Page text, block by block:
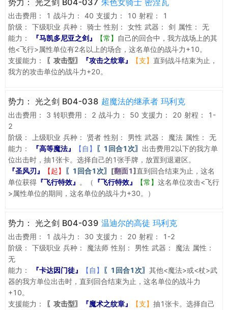
势力： 光之剑 B04-037 朱色女骑士 密涅瓦
出击费用： 1 战斗力： 40 支援力： 10 射程：
1
阶级：
下级职业 兵种： 骑士 性别： 女性 武器： 剑 属性：
无
能力：
『马凯多尼亚之剑』 【常】
自己的回合中，我方战场上的其
他<飞行>属性单位有2名以上的场合，这名单位的战斗力+10。
支援能力：
〖攻击型〗 『攻击之纹章』 【支】 直到战斗结束为止，
我方的攻击单位的战斗力+20。
势力： 光之剑 B04-038 超魔法的继承者 玛利克
出击费用： 3 转职费用： 2 战斗力： 50 支援力： 20 射程：
1-
2
阶级：
上级职业 兵种： 贤者 性别： 男性 武器： 魔法 属性：
无
能力：
『高等魔法』 【自】 〖1回合1次〗 出击费用2以下的我方单
位出击时，抽1张卡。选择自己的1张手牌，放置到退避区。
『圣风刃』
【起】 〖1回合1次〗 [翻面1]直到回合结束为止，这名
单位获得 『飞行特效』 。（ 『飞行特效』 【常】 这名单位攻击<飞行
>属性单位的期间，这名单位的战斗力+30。）
势力： 光之剑 B04-039 温迪尔的高徒 玛利克
出击费用： 1 战斗力： 30 支援力： 20 射程：
1-2
阶级：
下级职业 兵种： 魔法师 性别： 男性 武器： 魔法 属性：
无
能力：
『卡达因门徒』 【自】 〖1回合1次〗 其他<魔法>或<杖>武
器的我方单位出击时，直到回合结束为止，这名单位的战斗力
+10。
支援能力：
〖攻击型〗 『魔术之纹章』 【支】 抽1张卡。选择自己